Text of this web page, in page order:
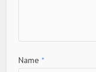
Name*